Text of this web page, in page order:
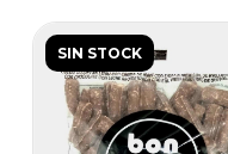
SIN STOCK